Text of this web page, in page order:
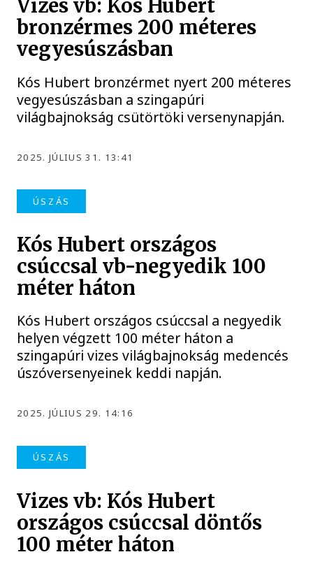
Vizes vb: Kós Hubert
bronzérmes 200 méteres
vegyesúszásban
Kós Hubert bronzérmet nyert 200 méteres
vegyesúszásban a szingapúri
világbajnokság csütörtöki versenynapján.
2025. JÚLIUS 31. 13:41
ÚSZÁS
Kós Hubert országos
csúccsal vb-negyedik 100
méter háton
Kós Hubert országos csúccsal a negyedik
helyen végzett 100 méter háton a
szingapúri vizes világbajnokság medencés
úszóversenyeinek keddi napján.
2025. JÚLIUS 29. 14:16
ÚSZÁS
Vizes vb: Kós Hubert
országos csúccsal döntős
100 méter háton